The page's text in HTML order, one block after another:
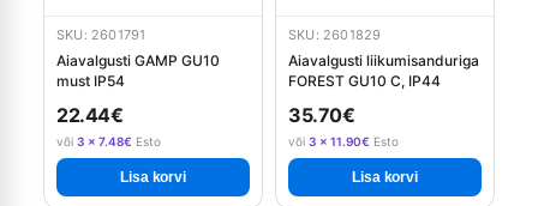
SKU: 2601791
Aiavalgusti GAMP GU10
must IP54
22.44€
või 3 × 7.48€ Esto
Lisa korvi
SKU: 2601829
Aiavalgusti liikumisanduriga
FOREST GU10 C, IP44
35.70€
või 3 × 11.90€ Esto
Lisa korvi